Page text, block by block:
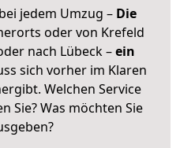
jedem Umzug – Die
oder von Krefeld
nach Lübeck –ein
sich vorher im Klaren
Welchen Service
Sie? Was möchten Sie